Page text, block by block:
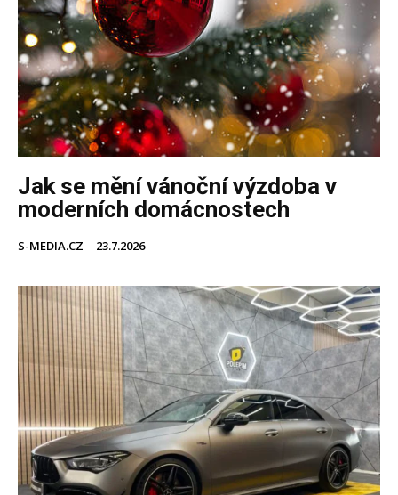
Jak se mění vánoční výzdoba v
moderních domácnostech
S-MEDIA.CZ - 23.7.2026